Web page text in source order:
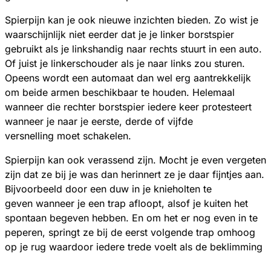
Spierpijn kan je ook nieuwe inzichten bieden. Zo wist je
waarschijnlijk niet eerder dat je je linker borstspier
gebruikt als je linkshandig naar rechts stuurt in een auto.
Of juist je linkerschouder als je naar links zou sturen.
Opeens wordt een automaat dan wel erg aantrekkelijk
om beide armen beschikbaar te houden. Helemaal
wanneer die rechter borstspier iedere keer protesteert
wanneer je naar je eerste, derde of vijfde
versnelling moet schakelen.
Spierpijn kan ook verassend zijn. Mocht je even vergeten
zijn dat ze bij je was dan herinnert ze je daar fijntjes aan.
Bijvoorbeeld door een duw in je knieholten te
geven wanneer je een trap afloopt, alsof je kuiten het
spontaan begeven hebben. En om het er nog even in te
peperen, springt ze bij de eerst volgende trap omhoog
op je rug waardoor iedere trede voelt als de beklimming